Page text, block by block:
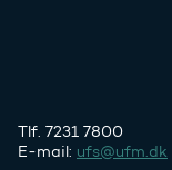
Tlf. 7231 7800
E-mail: ufs@ufm.dk